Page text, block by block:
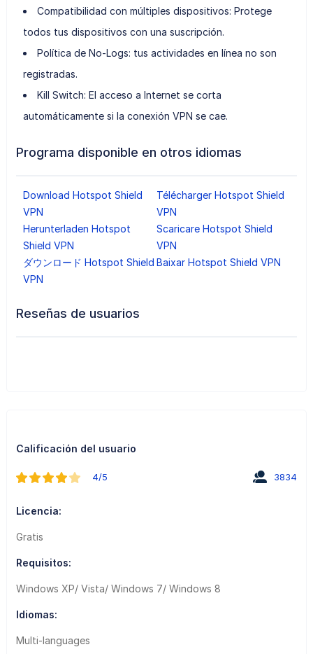
Compatibilidad con múltiples dispositivos: Protege
todos tus dispositivos con una suscripción.
Política de No-Logs: tus actividades en línea no son
registradas.
Kill Switch: El acceso a Internet se corta
automáticamente si la conexión VPN se cae.
Programa disponible en otros idiomas
Download Hotspot Shield
VPN
Télécharger Hotspot Shield
VPN
Herunterladen Hotspot
Shield VPN
Scaricare Hotspot Shield
VPN
ダウンロード Hotspot Shield
VPN
Baixar Hotspot Shield VPN
Reseñas de usuarios
Calificación del usuario
4/5 3834
Licencia:
Gratis
Requisitos:
Windows XP/ Vista/ Windows 7/ Windows 8
Idiomas:
Multi-languages